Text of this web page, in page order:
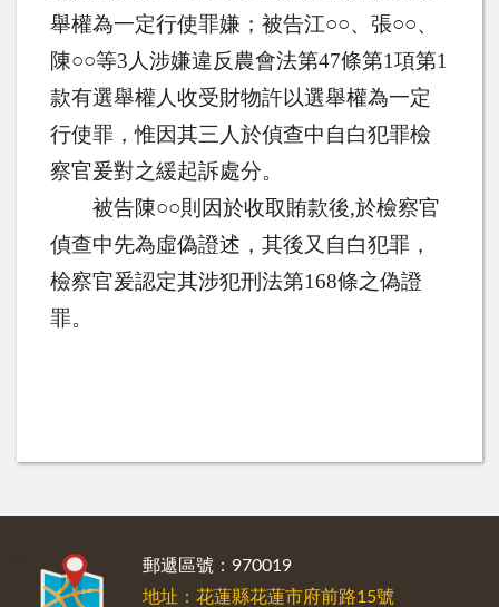
舉權為一定行使罪嫌；被告江○○、張○○、
陳○○等3 人涉嫌違反農會法第47條第1項第1
款有選舉權人收受財物許以選舉權為一定
行使罪，惟因其三人於偵查中自白犯罪檢
察官爰對之緩起訴處分。
被告陳○○則因於收取賄款後,於檢察官
偵查中先為虛偽證述，其後又自白犯罪，
檢察官爰認定其涉犯刑法第168條之偽證
罪。
郵遞區號：970019
地址：花蓮縣花蓮市府前路15號